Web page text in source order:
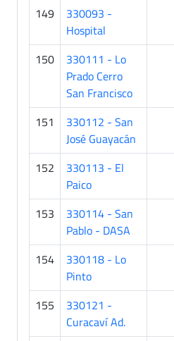
149
330093 -
Hospital
150
330111 - Lo
Prado Cerro
San Francisco
151
330112 - San
José Guayacán
152
330113 - El
Paico
153
330114 - San
Pablo - DASA
154
330118 - Lo
Pinto
155
330121 -
Curacaví Ad.